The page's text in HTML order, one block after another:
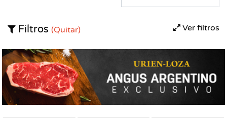
Ver filtros
Filtros (Quitar)